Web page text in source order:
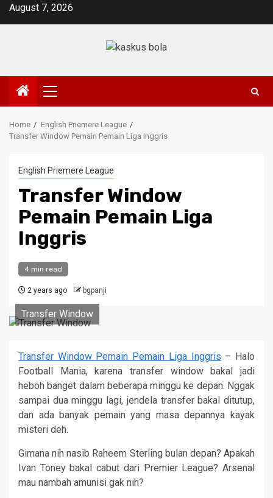
SkipAugust 7, 2026
Primary
Menu
Home
English Priemere League
Transfer Window Pemain Pemain Liga Inggris
English Priemere League
Transfer Window
Pemain Pemain Liga
Inggris
4 min read
2 years ago bgpanji
Transfer Window
Transfer Window Pemain Pemain Liga Inggris – Halo
Football Mania, karena transfer window bakal jadi
heboh banget dalam beberapa minggu ke depan. Nggak
sampai dua minggu lagi, jendela transfer bakal ditutup,
dan ada banyak pemain yang masa depannya kayak
misteri deh.
Gimana nih nasib Raheem Sterling bulan depan? Apakah
Ivan Toney bakal cabut dari Premier League? Arsenal
mau nambah amunisi gak nih?